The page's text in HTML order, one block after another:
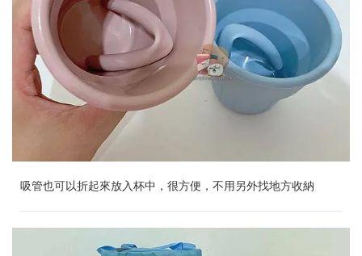
吸管也可以折起來放入杯中，很方便，不用另外找地方收納